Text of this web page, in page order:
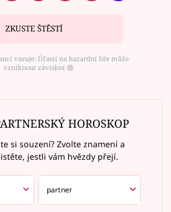
ZKUSTE ŠTĚSTÍ
varuje: Účastí na hazardní hře může
vzniknout závislost ⑱
HOROSKOP
si souzení? Zvolte znamení a
jestli vám hvězdy přejí.